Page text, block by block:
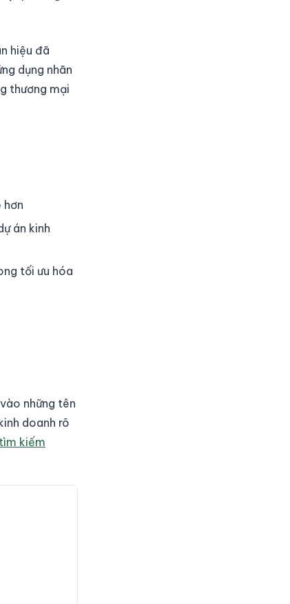
hiệu đã
dụng nhãn
thương mại
hơn
án kinh
tối ưu hóa
những tên
doanh rõ
tìm kiếm